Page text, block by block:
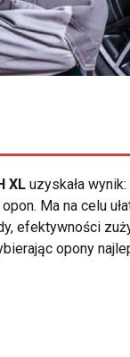
XL uzyskała wynik:
Ma na celu
efektywności
opony